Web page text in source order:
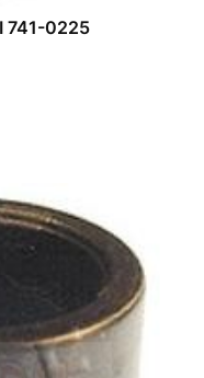
741-0225